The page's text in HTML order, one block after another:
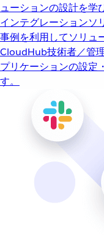
ューションの設計を学
インテグレーションソ
事例を利用してソリュ
CloudHub技術者／管
プリケーションの設定
す。